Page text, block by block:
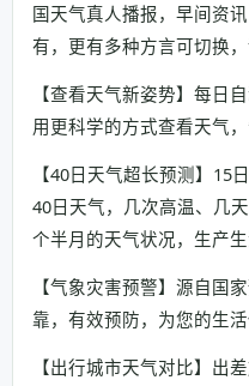
国天气真人播报，早间资讯
有，更有多种方言可切换
【查看天气新姿势】每日
用更科学的方式查看天气，
【40日天气超长预测】15
40日天气，几次高温、几
个半月的天气状况，生产
【气象灾害预警】源自国
靠，有效预防，为您的生
【出行城市天气对比】出